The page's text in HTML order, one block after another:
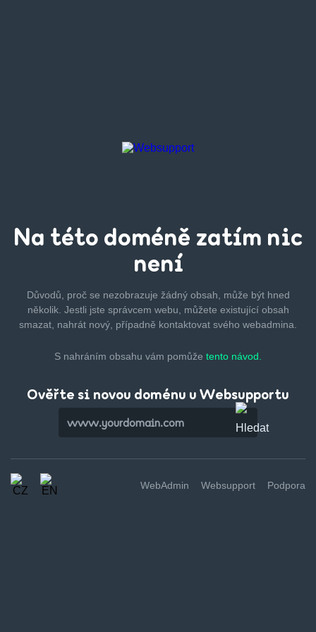
Na této doméně zatím nic
není
Důvodů, proč se nezobrazuje žádný obsah, může být hned
několik. Jestli jste správcem webu, můžete existující obsah
smazat, nahrát nový, případně kontaktovat svého webadmina.
S nahráním obsahu vám pomůže tento návod.
Ověřte si novou doménu u Websupportu
WebAdmin Websupport Podpora